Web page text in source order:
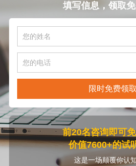
填写信息，领取
限时免费领取
前20名咨询即可
价值7600+的试
这是一场颠覆你认